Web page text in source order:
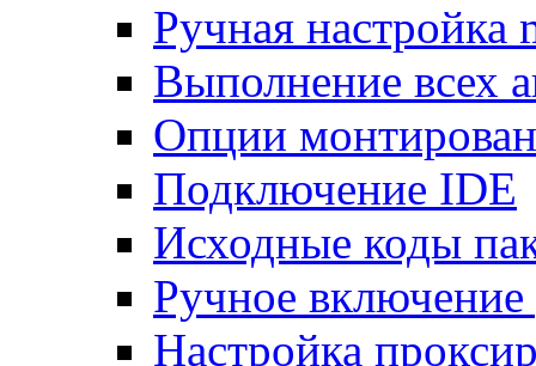
Ручная настройка
Выполнение всех
Опции
Подключение IDE
Исходные коды
Ручное
Настройка